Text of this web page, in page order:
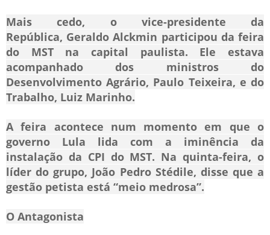
Mais cedo, o vice-presidente da
República, Geraldo Alckmin participou da feira
do MST na capital paulista. Ele estava
acompanhado dos ministros do
Desenvolvimento Agrário, Paulo Teixeira, e do
Trabalho, Luiz Marinho.
A feira acontece num momento em que o
governo Lula lida com a iminência da
instalação da CPI do MST. Na quinta-feira, o
líder do grupo, João Pedro Stédile, disse que a
gestão petista está “meio medrosa”.
O Antagonista